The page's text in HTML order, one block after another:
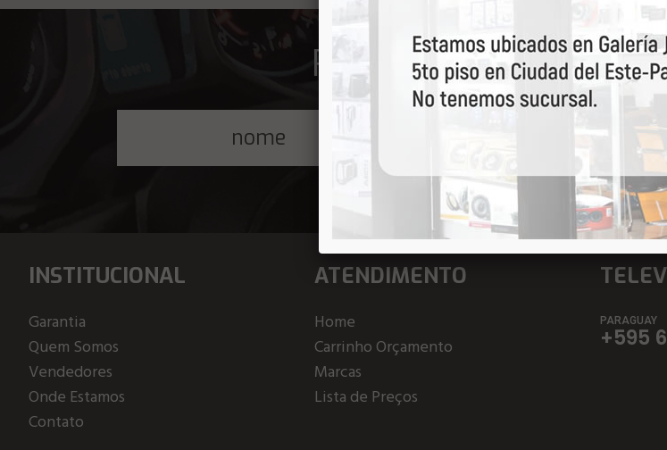
Receba por primeiro
INSTITUCIONAL
Garantia
Quem Somos
Vendedores
Onde Estamos
Contato
ATENDIMENTO
Home
Carrinho Orçamento
Marcas
Lista de Preços
PARAGUAY
+595